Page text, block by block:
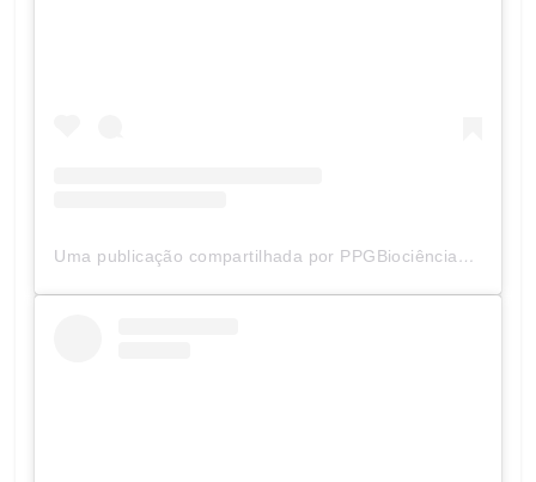
Uma publicação compartilhada por PPGBiociências UNIFAL-MG (@ppgbunifal)